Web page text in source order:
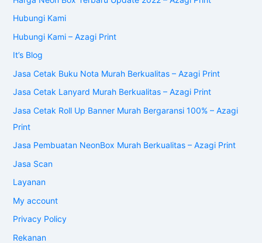
Hubungi Kami
Hubungi Kami – Azagi Print
It’s Blog
Jasa Cetak Buku Nota Murah Berkualitas – Azagi Print
Jasa Cetak Lanyard Murah Berkualitas – Azagi Print
Jasa Cetak Roll Up Banner Murah Bergaransi 100% – Azagi
Print
Jasa Pembuatan NeonBox Murah Berkualitas – Azagi Print
Jasa Scan
Layanan
My account
Privacy Policy
Rekanan